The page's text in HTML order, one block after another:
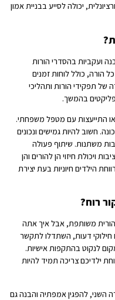
יכולה לסייע בבניית אמון
ועקביות בהסדרי הורות
הורה, כולל לוחות זמנים
של תפקידי הורות ותהליכי
בהמשך.
או התייעצות עם מטפל משפחתי.
חשוב להיות גמישים ונכונים
משתנות. שיתוף פעולה
ויכולת חיזוי הן להורים והן
הילדים חיוניות בעת יצירת
רוח?
משותפת, אבל איך אתה
דעות, השתדלו לתקשר
לנקוט בהתקפות אישיות.
ילדיכם צריכה תמיד להיות
השני, להפגין אמפתיה והבנה גם